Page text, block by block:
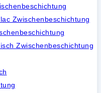
Zwischenbeschichtung
Zwischenbeschichtung